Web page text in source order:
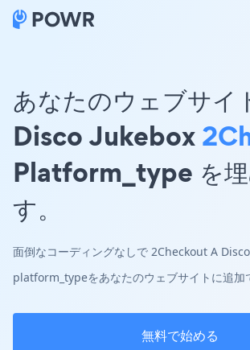
あなたのウェブサイ
Disco Jukebox
Platform_type を埋
す。
面倒なコーディングなしで 2Checkout A
platform_typeをあなたのウェブサイトに追加
無料で始める